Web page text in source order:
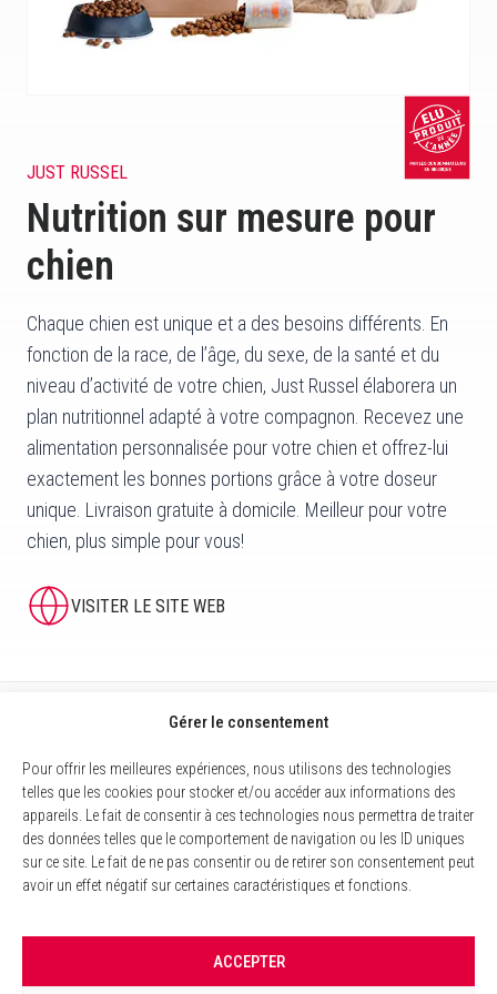
Gérer le consentement
Pour offrir les meilleures expériences, nous utilisons des technologies
telles que les cookies pour stocker et/ou accéder aux informations des
appareils. Le fait de consentir à ces technologies nous permettra de traiter
des données telles que le comportement de navigation ou les ID uniques
sur ce site. Le fait de ne pas consentir ou de retirer son consentement peut
avoir un effet négatif sur certaines caractéristiques et fonctions.
ACCEPTER
JUST RUSSEL
Nutrition sur mesure pour
chien
Chaque chien est unique et a des besoins différents. En
fonction de la race, de l’âge, du sexe, de la santé et du
niveau d’activité de votre chien, Just Russel élaborera un
plan nutritionnel adapté à votre compagnon. Recevez une
alimentation personnalisée pour votre chien et offrez-lui
exactement les bonnes portions grâce à votre doseur
unique. Livraison gratuite à domicile. Meilleur pour votre
chien, plus simple pour vous!
VISITER LE SITE WEB